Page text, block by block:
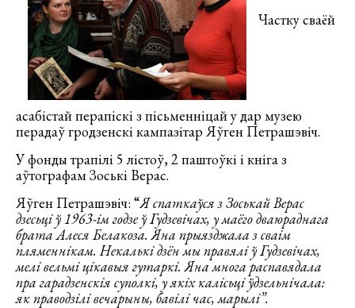
Частку сваёй
асабістай перапіскі з пісьменніцай у дар музею
перадаў гродзенскі кампазітар Яўген Петрашэвіч.
У фонды трапілі 5 лістоў, 2 паштоўкі і кніга з
аўтографам Зоські Верас.
Яўген Петрашэвіч: “Я спаткаўся з Зоськай Верас
дзесьці ў 1963-ім годзе ў Гудзевічах, у маёго дваюраднага
брата Алеся Белакоза. Яна прыязджала з сваім
пляменнікам. Некалькі дзён мы правялі ў Гудзевічах,
мелі вельмі цікавыя гутаркі. Яна многа распавядала
пра гарадзенскія суполкі, у якіх калісьці ўдзельнічала:
як праводзілі вечарыны, бавілі час, марылі”.